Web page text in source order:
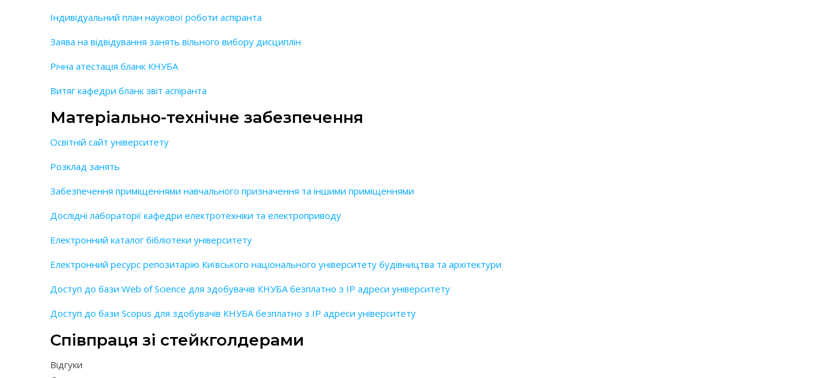
Індивідуальний план наукової роботи аспіранта
Заява на відвідування занять вільного вибору дисциплін
Річна атестація бланк КНУБА
Витяг кафедри бланк звіт аспіранта
Матеріально-технічне забезпечення
Освітній сайт університету
Розклад занять
Забезпечення приміщеннями навчального призначення та іншими приміщеннями
Дослідні лабораторії кафедри електротехніки та електроприводу
Електронний каталог бібліотеки університету
Електронний ресурс репозитарію Київського національного університету будівництва та архітектури
Доступ до бази Web of Science для здобувачів КНУБА безплатно з IP адреси університету
Доступ до бази Scopus для здобувачів КНУБА безплатно з IP адреси університету
Співпраця зі стейкголдерами
Відгуки